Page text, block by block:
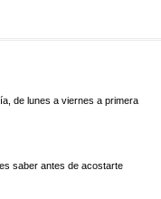
de lunes a viernes a primera
saber antes de acostarte